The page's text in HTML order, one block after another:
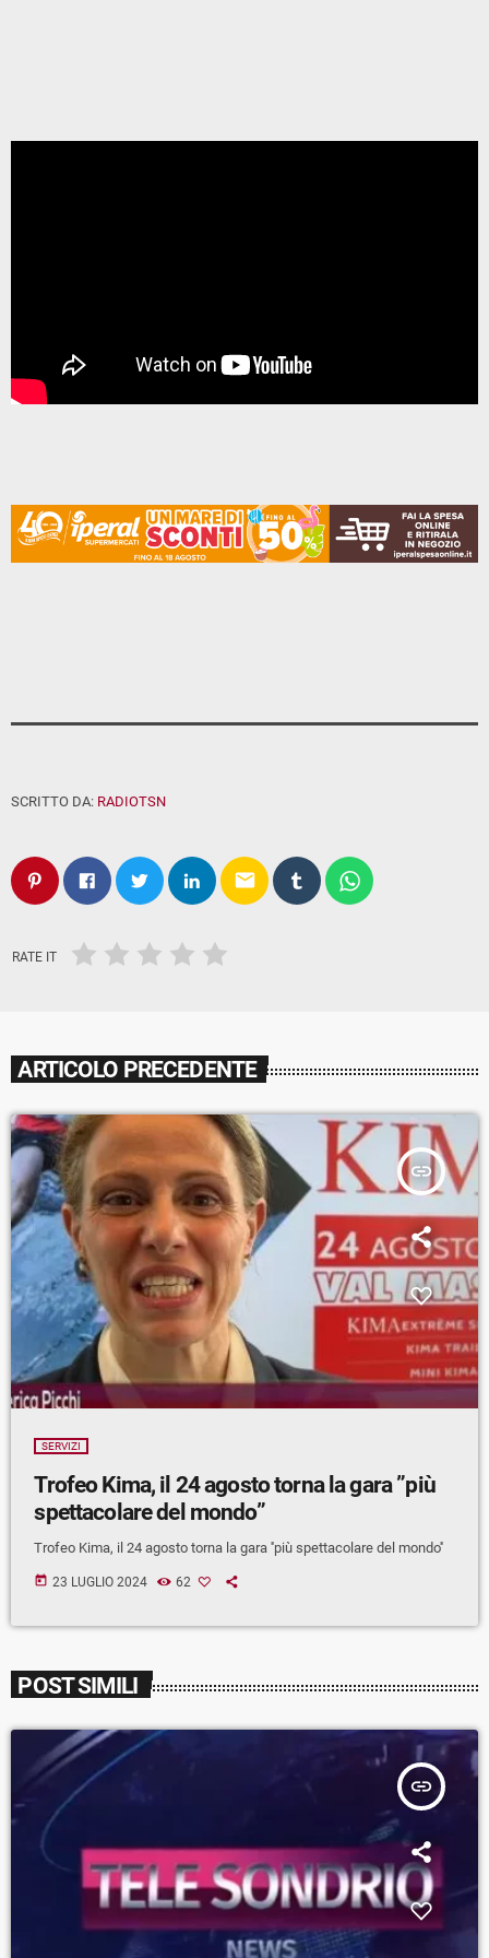
SCRITTO DA: RADIOTSN
email
RATE IT
ARTICOLO PRECEDENTE
insert_link
SERVIZI
Trofeo Kima, il 24 agosto torna la gara ”più
spettacolare del mondo”
Trofeo Kima, il 24 agosto torna la gara ''più spettacolare del mondo''
today 23 LUGLIO 2024 62
POST SIMILI
insert_link